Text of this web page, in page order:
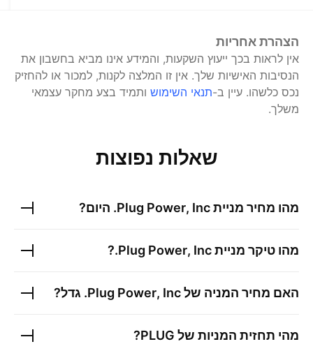
הצהרת אחריות
אין לראות בכך ייעוץ השקעות, והמידע אינו מביא בחשבון את
הנסיבות האישיות שלך. אין זו המלצה לקנות, למכור או להחזיק
נכס כלשהו. עיין ב-תנאי השימוש ותמיד בצע מחקר עצמאי
משלך.
שאלות נפוצות
מהו מחיר מנייתPlug Power, Inc. היום?
מהו טיקר מנייתPlug Power, Inc.
?
האם מחיר המניה שלPlug Power, Inc. גדל?
מהי תחזית המניות של PLUG
?